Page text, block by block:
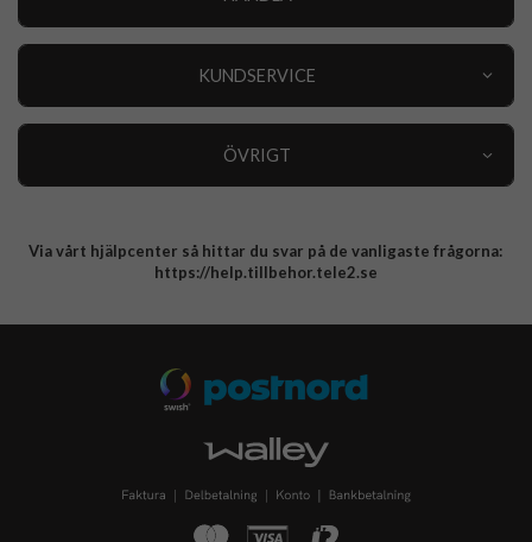
KUNDSERVICE
ÖVRIGT
Integritetspolicy
Via vårt hjälpcenter så hittar du svar på de vanligaste frågorna:
https://help.tillbehor.tele2.se